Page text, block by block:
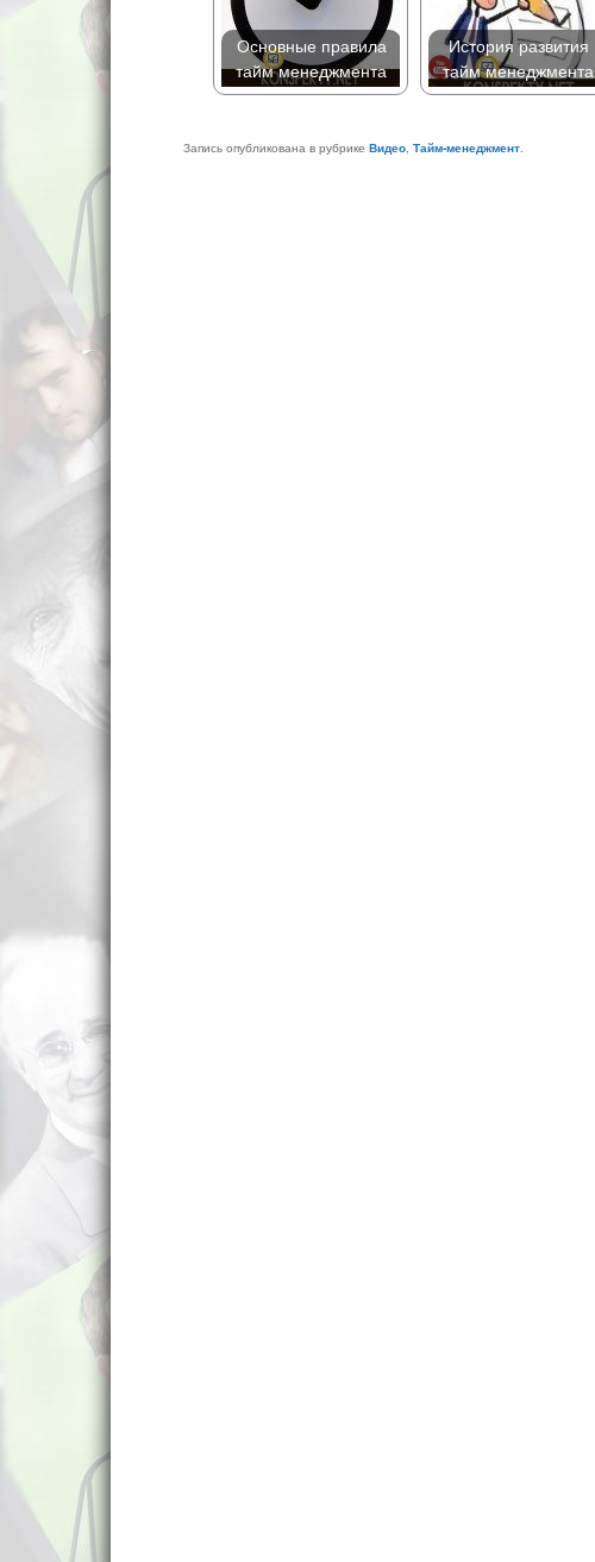
Основные правила
тайм менеджмента
История развития
тайм менеджмента
Запись опубликована в рубрикеВидео,Тайм-менеджмент.